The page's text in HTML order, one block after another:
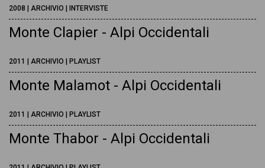
2008 | ARCHIVIO | INTERVISTE
Monte Clapier - Alpi Occidentali
2011 | ARCHIVIO | PLAYLIST
Monte Malamot - Alpi Occidentali
2011 | ARCHIVIO | PLAYLIST
Monte Thabor - Alpi Occidentali